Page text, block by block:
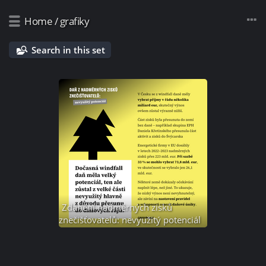
Home/grafiky
Search in this set
Zdanění nadměrných zisků
znečišťovatelů: nevyužitý potenciál